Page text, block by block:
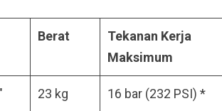
Berat
Tekanan Kerja
Maksimum
23 kg 16 bar (232 PSI) *